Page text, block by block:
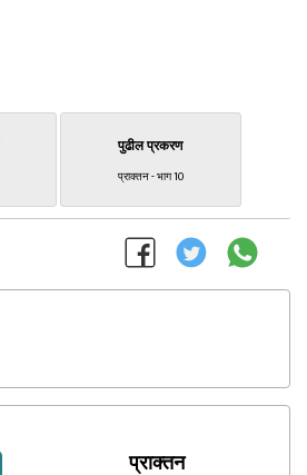
पुढील प्रकरण
प्राक्तन - भाग 10
प्राक्तन